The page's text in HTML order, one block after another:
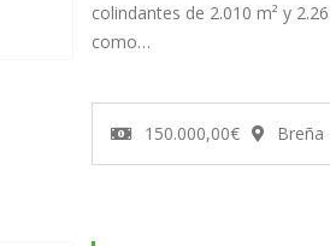
colindantes de 2.010 m² y
como…
150.000,00€ Breña